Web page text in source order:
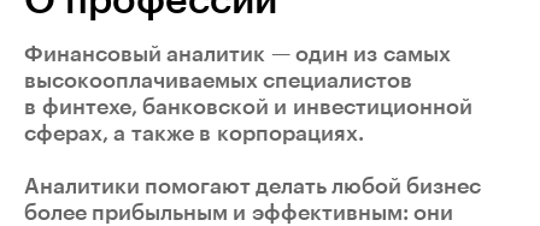
Финансовый аналитик — один из самых
высокооплачиваемых специалистов
в финтехе, банковской и инвестиционной
сферах, а также в корпорациях.
Аналитики помогают делать любой бизнес
более прибыльным и эффективным: они